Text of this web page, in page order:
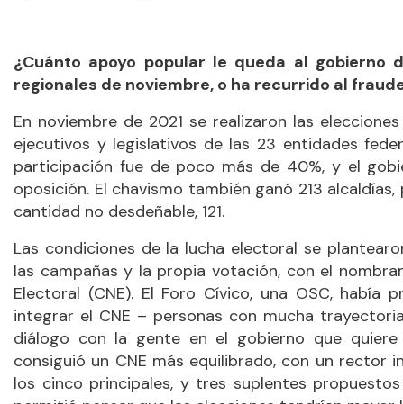
¿Cuánto apoyo popular le queda al gobierno
regionales de noviembre, o ha recurrido al
En noviembre de 2021 se realizaron las
ejecutivos y legislativos de las 23 entidades
participación fue de poco más de 40%, y el
oposición. El chavismo también ganó 213
cantidad no desdeñable, 121.
Las condiciones de la lucha electoral se
las campañas y la propia votación, con el
Electoral (CNE). El Foro Cívico, una OSC, había
integrar el CNE – personas con mucha
diálogo con la gente en el gobierno que
consiguió un CNE más equilibrado, con un
los cinco principales, y tres suplentes